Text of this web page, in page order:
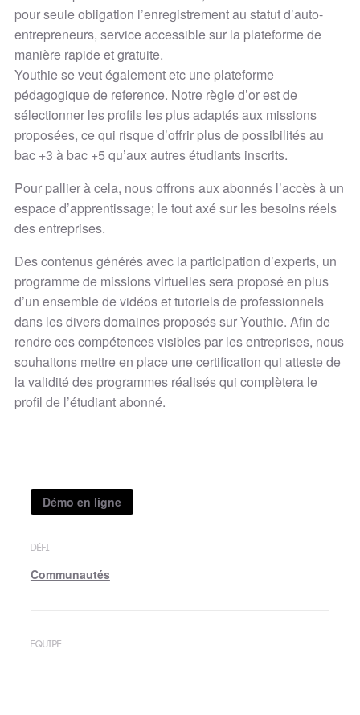
pour seule obligation l’enregistrement au statut d’auto-
entrepreneurs, service accessible sur la plateforme de
manière rapide et gratuite.
Youthie se veut également etc une plateforme
pédagogique de reference. Notre règle d’or est de
sélectionner les profils les plus adaptés aux missions
proposées, ce qui risque d’offrir plus de possibilités au
bac +3 à bac +5 qu’aux autres étudiants inscrits.
Pour pallier à cela, nous offrons aux abonnés l’accès à un
espace d’apprentissage; le tout axé sur les besoins réels
des entreprises.
Des contenus générés avec la participation d’experts, un
programme de missions virtuelles sera proposé en plus
d’un ensemble de vidéos et tutoriels de professionnels
dans les divers domaines proposés sur Youthie. Afin de
rendre ces compétences visibles par les entreprises, nous
souhaitons mettre en place une certification qui atteste de
la validité des programmes réalisés qui complètera le
profil de l’étudiant abonné.
Démo en ligne
DÉFI
Communautés
EQUIPE